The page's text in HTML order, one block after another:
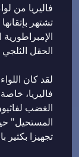
فاليريا من
تشتهر
الحقل
لقد كان
فاليريا،
الغضب
المستحيل"
تجهيزا بكثير